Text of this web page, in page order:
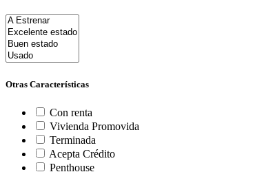
Otras Características
Con renta
Vivienda Promovida
Terminada
Acepta Crédito
Penthouse